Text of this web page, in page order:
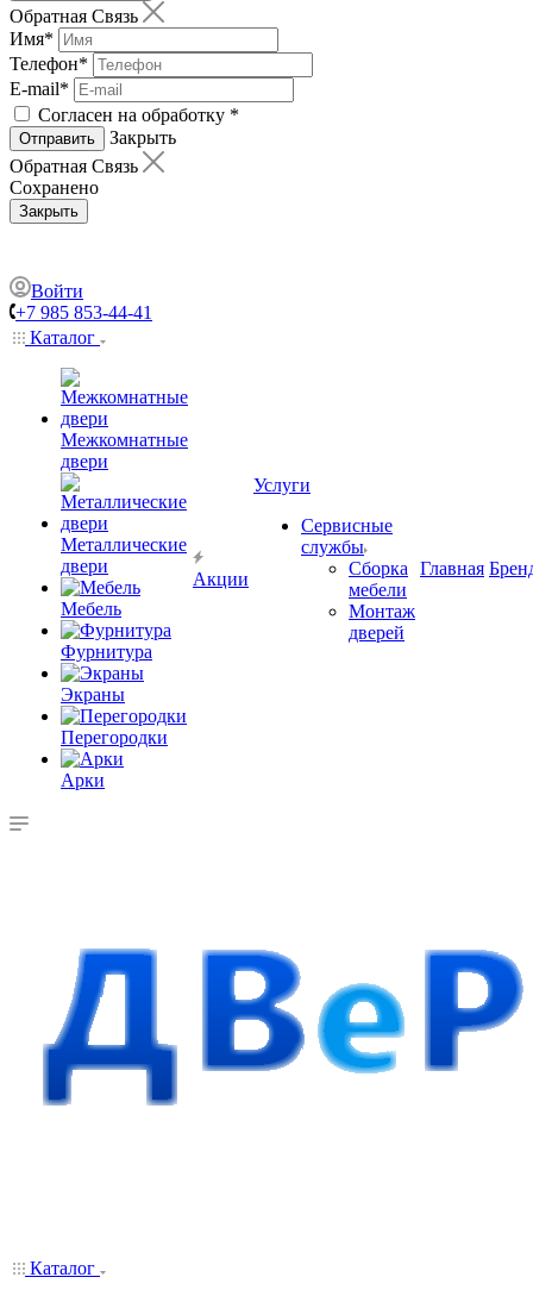
Обратная Связь
Имя*
Телефон*
E-mail*
Согласен на обработку *
Отправить
Закрыть
Обратная Связь
Сохранено
Закрыть
Войти
+7 985 853-44-41
Каталог
Межкомнатные
двери
Металлические
двери
Мебель
Фурнитура
Экраны
Перегородки
Арки
Акции
Услуги
Сервисные
службы
Сборка
мебели
Монтаж
дверей
Главная
Каталог